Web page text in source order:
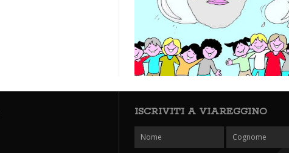
ISCRIVITI A VIAREGGINO